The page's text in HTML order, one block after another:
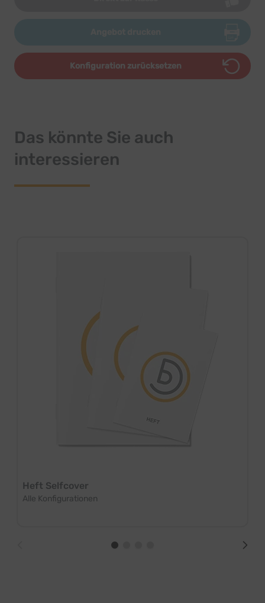
Konfiguration zurücksetzen
Das könnte Sie auch
interessieren
Heft Selfcover
Alle Konfigurationen